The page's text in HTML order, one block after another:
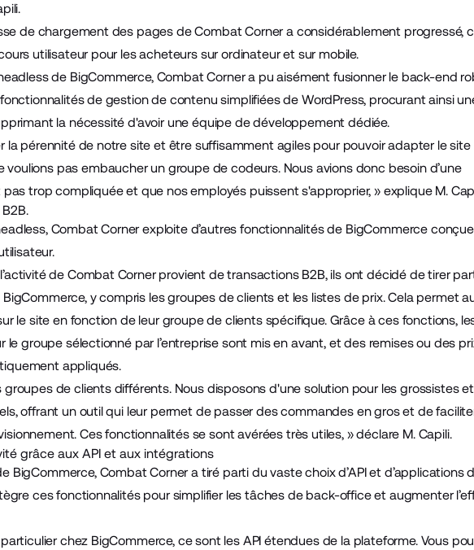
de chargement des pages de Combat Corner a considérablement progressé,
utilisateur pour les acheteurs sur ordinateur et sur mobile.
de BigCommerce, Combat Corner a pu aisément fusionner le back-end
de gestion de contenu simplifiées de WordPress, procurant ainsi
la nécessité d'avoir une équipe de développement dédiée.
la pérennité de notre site et être suffisamment agiles pour pouvoir adapter le site
voulions pas embaucher un groupe de codeurs. Nous avions donc besoin d’une
trop compliquée et que nos employés puissent s'approprier, » explique M.
Combat Corner exploite d’autres fonctionnalités de BigCommerce
de Combat Corner provient de transactions B2B, ils ont décidé de tirer
y compris lesgroupes de clients et les listes de prix. Cela permet
le site en fonction de leur groupe de clients spécifique. Grâce à ces fonctions,
le groupe sélectionné par l’entreprise sont mis en avant, et des remises ou des
appliqués.
groupes de clients différents. Nous disposons d'une solution pour les grossistes
offrant un outil qui leur permet de passer des commandes en gros et de
Ces fonctionnalités se sont avérées très utiles, » déclare M. Capili.
grâce aux API et aux intégrations
BigCommerce, Combat Corner a tiré parti du vaste choix d’API et d’applications
ces fonctionnalités pour simplifier les tâches de back-office et augmenter
chez BigCommerce, ce sont les API étendues de la plateforme. Vous